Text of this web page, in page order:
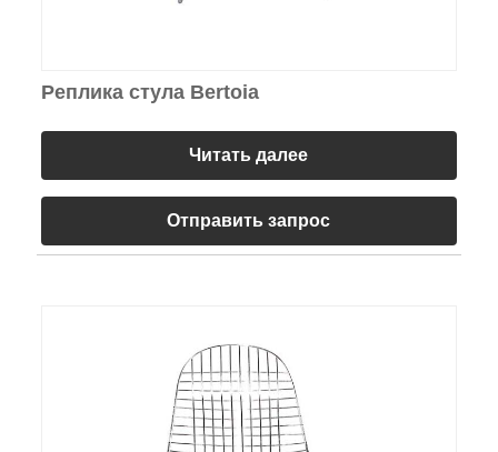
Реплика стула Bertoia
Читать далее
Отправить запрос